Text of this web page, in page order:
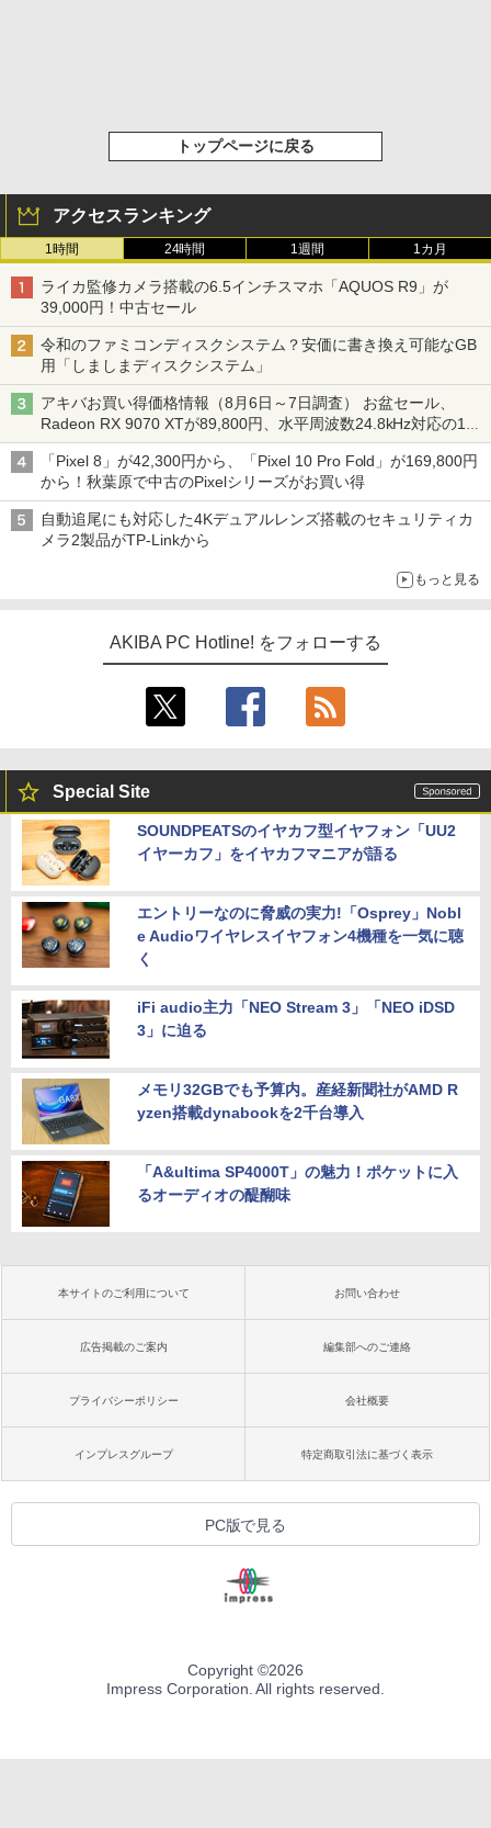
トップページに戻る
アクセスランキング
1時間 24時間 1週間 1カ月
ライカ監修カメラ搭載の6.5インチスマホ「AQUOS R9」が
39,000円！中古セール
令和のファミコンディスクシステム？安価に書き換え可能なGB
用「しましまディスクシステム」
アキバお買い得価格情報（8月6日～7日調査） お盆セール、
Radeon RX 9070 XTが89,800円、水平周波数24.8kHz対応の17
型モニターが9,801円、暑さ指数連動セール ほか
「Pixel 8」が42,300円から、「Pixel 10 Pro Fold」が169,800円
から！秋葉原で中古のPixelシリーズがお買い得
自動追尾にも対応した4Kデュアルレンズ搭載のセキュリティカ
メラ2製品がTP-Linkから
もっと見る
AKIBA PC Hotline! をフォローする
Special Site
SOUNDPEATSのイヤカフ型イヤフォン「UU2
イヤーカフ」をイヤカフマニアが語る
エントリーなのに脅威の実力!「Osprey」Nobl
e Audioワイヤレスイヤフォン4機種を一気に聴
く
iFi audio主力「NEO Stream 3」「NEO iDSD
3」に迫る
メモリ32GBでも予算内。産経新聞社がAMD R
yzen搭載dynabookを2千台導入
「A&ultima SP4000T」の魅力！ポケットに入
るオーディオの醍醐味
本サイトのご利用について お問い合わせ
広告掲載のご案内 編集部へのご連絡
プライバシーポリシー 会社概要
インプレスグループ 特定商取引法に基づく表示
PC版で見る
Copyright ©2026
Impress Corporation. All rights reserved.